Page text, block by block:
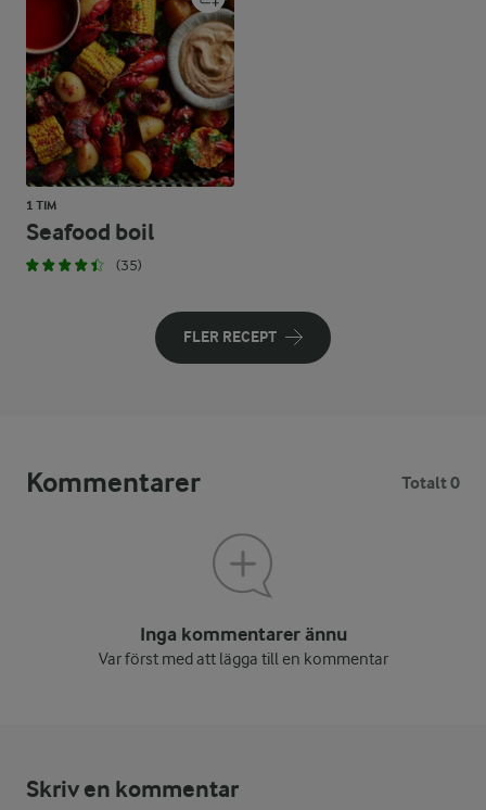
1 TIM
Seafood boil
(35)
FLER RECEPT
Kommentarer Totalt 0
Inga kommentarer ännu
Var först med att lägga till en kommentar
Skriv en kommentar